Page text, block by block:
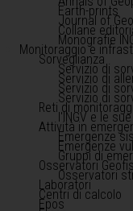
Earth-prints
Journal of
Collane
Monografie
Monitoraggio e
Sorveglianza
Servizio di
Servizio di
Servizio di
Servizio di
Reti di
l'INGV e le
Attività in
Emergenze
Emergenze
Gruppi di
Osservatori
Osservatori
Laboratori
Centri di calcolo
Epos